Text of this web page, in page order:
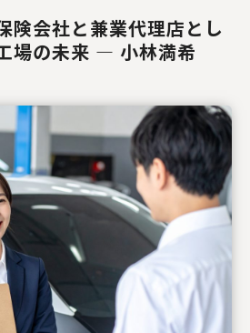
険会社と兼業代理店とし
場の未来 ― 小林満希